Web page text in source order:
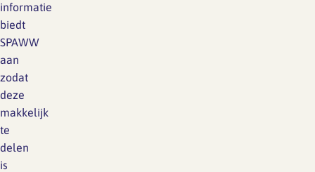
informatie
biedt
SPAWW
aan
zodat
deze
makkelijk
te
delen
is